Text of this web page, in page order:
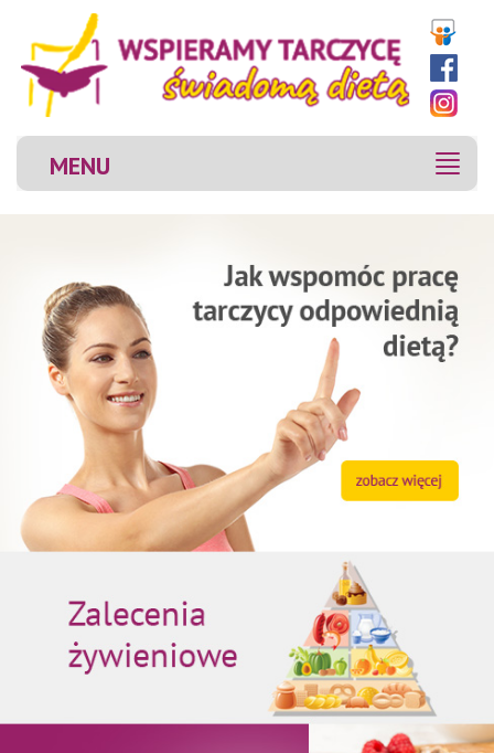
MENU MENU